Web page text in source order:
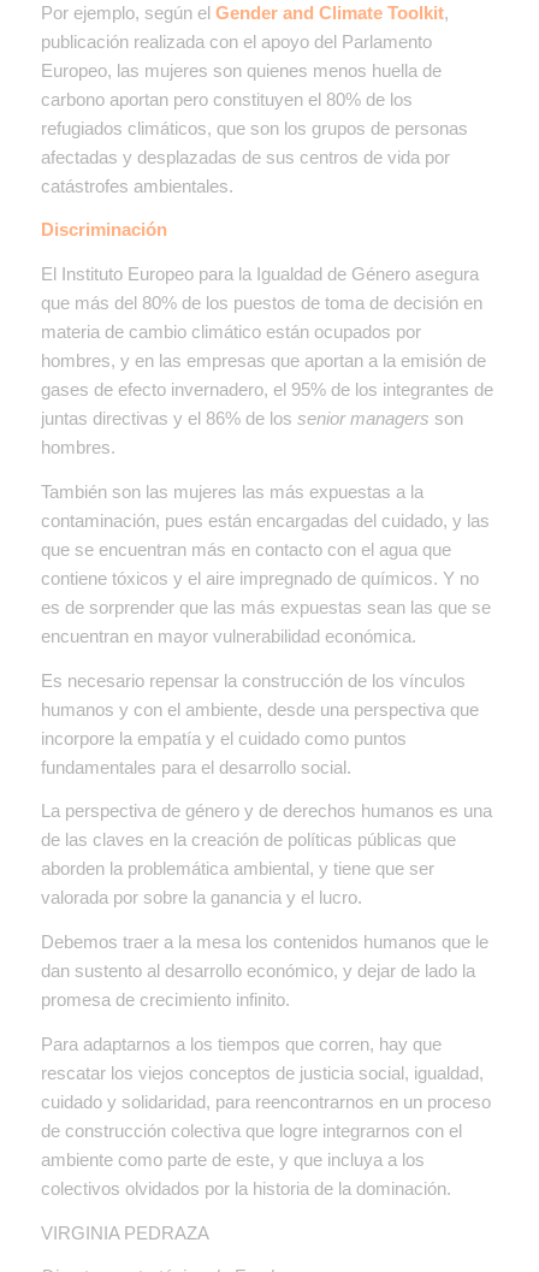
Por ejemplo, según el Gender and Climate Toolkit,
publicación realizada con el apoyo del Parlamento
Europeo, las mujeres son quienes menos huella de
carbono aportan pero constituyen el 80% de los
refugiados climáticos, que son los grupos de personas
afectadas y desplazadas de sus centros de vida por
catástrofes ambientales.
Discriminación
El Instituto Europeo para la Igualdad de Género asegura
que más del 80% de los puestos de toma de decisión en
materia de cambio climático están ocupados por
hombres, y en las empresas que aportan a la emisión de
gases de efecto invernadero, el 95% de los integrantes de
juntas directivas y el 86% de los senior managers son
hombres.
También son las mujeres las más expuestas a la
contaminación, pues están encargadas del cuidado, y las
que se encuentran más en contacto con el agua que
contiene tóxicos y el aire impregnado de químicos. Y no
es de sorprender que las más expuestas sean las que se
encuentran en mayor vulnerabilidad económica.
Es necesario repensar la construcción de los vínculos
humanos y con el ambiente, desde una perspectiva que
incorpore la empatía y el cuidado como puntos
fundamentales para el desarrollo social.
La perspectiva de género y de derechos humanos es una
de las claves en la creación de políticas públicas que
aborden la problemática ambiental, y tiene que ser
valorada por sobre la ganancia y el lucro.
Debemos traer a la mesa los contenidos humanos que le
dan sustento al desarrollo económico, y dejar de lado la
promesa de crecimiento infinito.
Para adaptarnos a los tiempos que corren, hay que
rescatar los viejos conceptos de justicia social, igualdad,
cuidado y solidaridad, para reencontrarnos en un proceso
de construcción colectiva que logre integrarnos con el
ambiente como parte de este, y que incluya a los
colectivos olvidados por la historia de la dominación.
VIRGINIA PEDRAZA